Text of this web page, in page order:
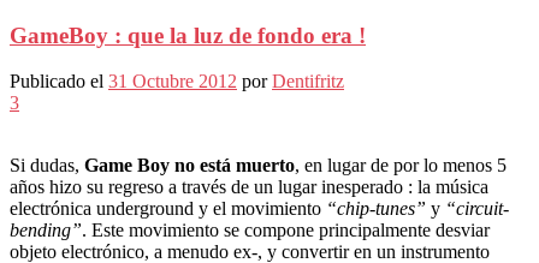
GameBoy : que la luz de fondo era !
Publicado el 31 Octubre 2012 porDentifritz
3
Si dudas, Game Boy no está muerto, en lugar de por lo menos 5
años hizo su regreso a través de un lugar inesperado : la música
electrónica underground y el movimiento “chip-tunes” y “circuit-
bending”. Este movimiento se compone principalmente desviar
objeto electrónico, a menudo ex-, y convertir en un instrumento